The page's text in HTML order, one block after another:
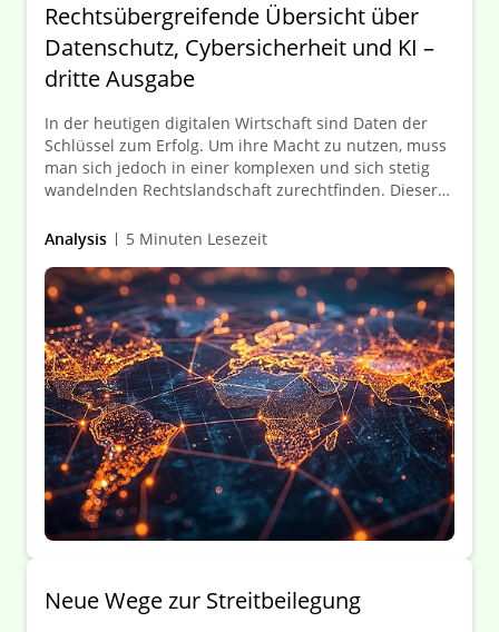
Rechtsübergreifende Übersicht über
Datenschutz, Cybersicherheit und KI –
dritte Ausgabe
In der heutigen digitalen Wirtschaft sind Daten der
Schlüssel zum Erfolg. Um ihre Macht zu nutzen, muss
man sich jedoch in einer komplexen und sich stetig
wandelnden Rechtslandschaft zurechtfinden. Dieser
die jüngsten Entwicklungen und künftigen Trends in
künstliche Intelligenz in 51 Ländern.
Analysis 5 Minuten Lesezeit
Neue Wege zur Streitbeilegung